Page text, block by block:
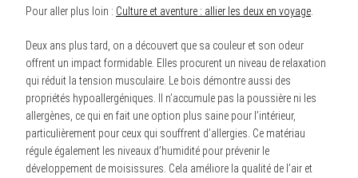
Pour aller plus loin : Culture et aventure : allier les deux en voyage
Deux ans plus tard, on a découvert que sa couleur et son odeur
offrent un impact formidable. Elles procurent un niveau de relaxation
qui réduit la tension musculaire. Le bois démontre aussi des
propriétés hypoallergéniques. Il n’accumule pas la poussière ni les
allergènes, ce qui en fait une option plus saine pour l’intérieur,
particulièrement pour ceux qui souffrent d’allergies. Ce matériau
régule également les niveaux d’humidité pour prévenir le
développement de moisissures. Cela améliore la qualité de l’air et